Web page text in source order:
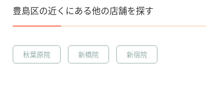
豊島区の近くにある他の店舗を探す
秋葉原院 新橋院 新宿院